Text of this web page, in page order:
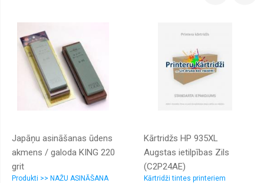
Japāņu asināšanas ūdens
akmens / galoda KING 220
grit
Produkti >> NAŽU ASINĀŠANA
Kārtridžs HP 935XL
Augstas ietilpības Zils
(C2P24AE)
Kārtridži tintes printeriem